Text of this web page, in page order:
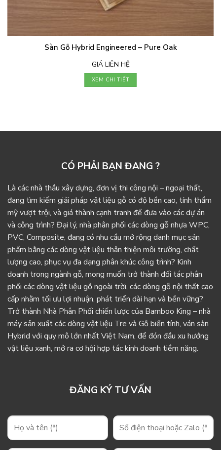
Sàn Gỗ Hybrid Engineered – Pure Oak
GIÁ LIÊN HỆ
XEM CHI TIẾT
CÓ PHẢI BẠN ĐANG ?
Là các nhà thầu xây dựng, đơn vị thi công nội – ngoại thất,
đang tìm kiếm giải pháp vật liệu gỗ có độ bền cao, tính thẩm
mỹ vượt trội, và giá thành cạnh tranh để đưa vào các dự án
và công trình? Đại lý, nhà phân phối các dòng gỗ nhựa WPC,
PVC, Composite, đang có nhu cầu mở rộng danh mục sản
phẩm bằng các dòng vật liệu thân thiện môi trường, chất
lượng cao, phục vụ đa dạng phân khúc công trình? Kinh
doanh trong ngành gỗ, mong muốn trở thành đối tác phân
phối các dòng vật liệu gỗ ngoài trời, các dòng gỗ nội thất cao
cấp nhằm tối ưu lợi nhuận, phát triển dài hạn và bền vững?
Trở thành Nhà Phân Phối chiến lược của Bamboo King – nhà
máy sản xuất các dòng vật liệu Tre và Gỗ biến tính, ván sàn
Hybrid với quy mô lớn nhất Việt Nam, để đón đầu xu hướng
vật liệu xanh, mở ra cơ hội hợp tác kinh doanh tiềm năng.
ĐĂNG KÝ TƯ VẤN